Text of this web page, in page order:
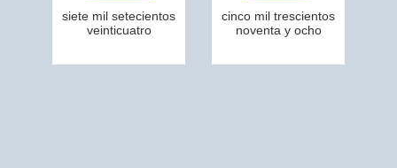
siete mil setecientos
veinticuatro
cinco mil trescientos
noventa y ocho